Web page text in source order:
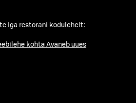
iga restorani kodulehelt:
kohta Avaneb uues